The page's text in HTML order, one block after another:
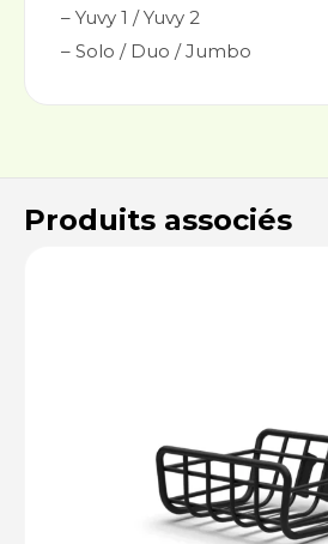
– Yuvy 1 / Yuvy 2
– Solo / Duo / Jumbo
Produits associés